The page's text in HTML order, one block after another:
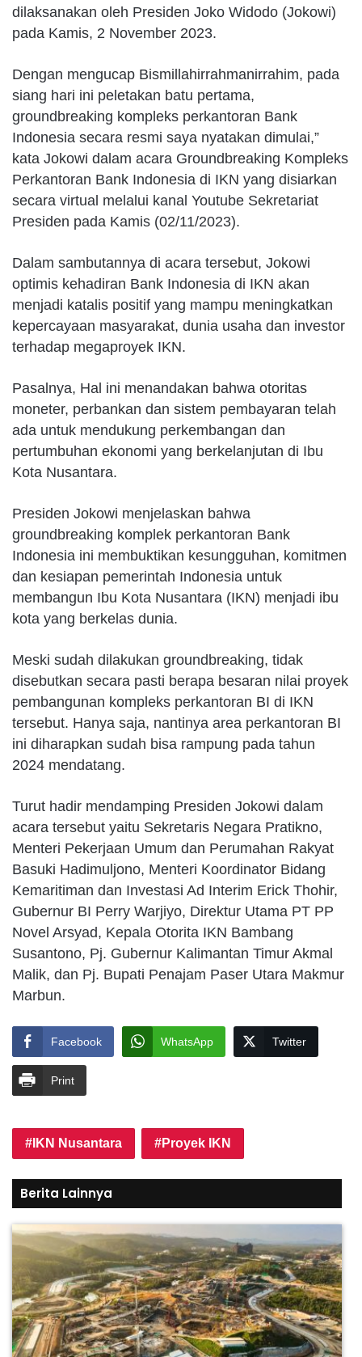
dilaksanakan oleh Presiden Joko Widodo (Jokowi)
pada Kamis, 2 November 2023.
Dengan mengucap Bismillahirrahmanirrahim, pada
siang hari ini peletakan batu pertama,
groundbreaking kompleks perkantoran Bank
Indonesia secara resmi saya nyatakan dimulai,”
kata Jokowi dalam acara Groundbreaking Kompleks
Perkantoran Bank Indonesia di IKN yang disiarkan
secara virtual melalui kanal Youtube Sekretariat
Presiden pada Kamis (02/11/2023).
Dalam sambutannya di acara tersebut, Jokowi
optimis kehadiran Bank Indonesia di IKN akan
menjadi katalis positif yang mampu meningkatkan
kepercayaan masyarakat, dunia usaha dan investor
terhadap megaproyek IKN.
Pasalnya, Hal ini menandakan bahwa otoritas
moneter, perbankan dan sistem pembayaran telah
ada untuk mendukung perkembangan dan
pertumbuhan ekonomi yang berkelanjutan di Ibu
Kota Nusantara.
Presiden Jokowi menjelaskan bahwa
groundbreaking komplek perkantoran Bank
Indonesia ini membuktikan kesungguhan, komitmen
dan kesiapan pemerintah Indonesia untuk
membangun Ibu Kota Nusantara (IKN) menjadi ibu
kota yang berkelas dunia.
Meski sudah dilakukan groundbreaking, tidak
disebutkan secara pasti berapa besaran nilai proyek
pembangunan kompleks perkantoran BI di IKN
tersebut. Hanya saja, nantinya area perkantoran BI
ini diharapkan sudah bisa rampung pada tahun
2024 mendatang.
Turut hadir mendamping Presiden Jokowi dalam
acara tersebut yaitu Sekretaris Negara Pratikno,
Menteri Pekerjaan Umum dan Perumahan Rakyat
Basuki Hadimuljono, Menteri Koordinator Bidang
Kemaritiman dan Investasi Ad Interim Erick Thohir,
Gubernur BI Perry Warjiyo, Direktur Utama PT PP
Novel Arsyad, Kepala Otorita IKN Bambang
Susantono, Pj. Gubernur Kalimantan Timur Akmal
Malik, dan Pj. Bupati Penajam Paser Utara Makmur
Marbun.
Facebook WhatsApp Twitter
Print
IKN Nusantara Proyek IKN
Berita Lainnya